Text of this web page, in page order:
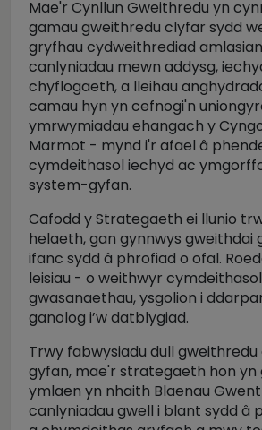
Mae'r Cynllun Gweithredu yn
gamau gweithredu clyfar sydd
gryfhau cydweithrediad
canlyniadau mewn addysg,
chyflogaeth, a lleihau
camau hyn yn cefnogi'n
ymrwymiadau ehangach y
Marmot - mynd i'r afael â
cymdeithasol iechyd ac
system-gyfan.
Cafodd y Strategaeth ei llunio
helaeth, gan gynnwys gweithdai
ifanc sydd â phrofiad o ofal.
leisiau - o weithwyr
gwasanaethau, ysgolion i
ganolog i’w datblygiad.
Trwy fabwysiadu dull
gyfan, mae'r strategaeth hon yn
ymlaen yn nhaith Blaenau
canlyniadau gwell i blant sydd â